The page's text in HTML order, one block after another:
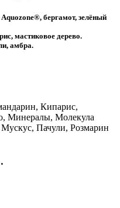
бергамот, зелёный
мастиковое дерево.
амбра.
Кипарис,
Минералы, Молекула
Пачули, Розмарин